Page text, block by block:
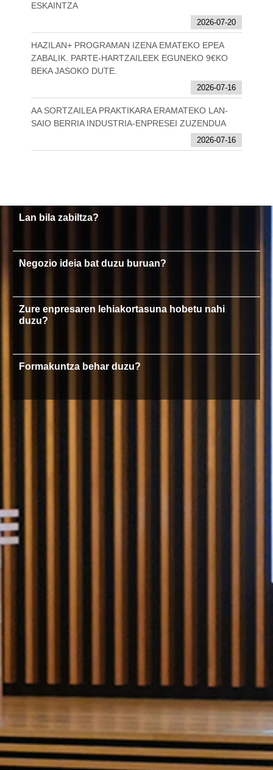
ESKAINTZA
2026-07-20
HAZILAN+ PROGRAMAN IZENA EMATEKO EPEA
ZABALIK. PARTE-HARTZAILEEK EGUNEKO 9€KO
BEKA JASOKO DUTE.
2026-07-16
AA SORTZAILEA PRAKTIKARA ERAMATEKO LAN-
SAIO BERRIA INDUSTRIA-ENPRESEI ZUZENDUA
2026-07-16
Lan bila zabiltza?
Negozio ideia bat duzu buruan?
Zure enpresaren lehiakortasuna hobetu nahi
duzu?
Formakuntza behar duzu?